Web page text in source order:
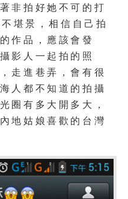
非拍好她不可的打
堪景，相信自己拍
作品，應該會發
影人一起拍的照
走進巷弄，會有很
人都不知道的拍攝
圈有多大開多大，
地姑娘喜歡的台灣